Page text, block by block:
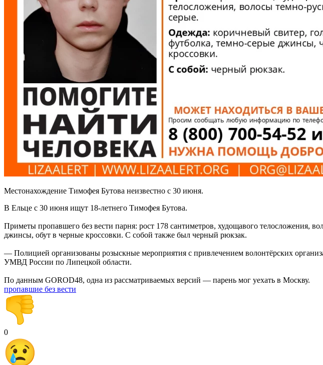
Местонахождение Тимофея Бутова неизвестно с 30 июня.
В Ельце с 30 июня ищут 18-летнего Тимофея Бутова.
Приметы пропавшего без вести парня: рост 178 сантиметров, худощавого телосложения,
джинсы, обут в черные кроссовки. С собой также был черный рюкзак.
— Полицией организованы розыскные мероприятия с привлечением волонтёрских
УМВД России по Липецкой области.
По данным GOROD48, одна из рассматриваемых версий — парень мог уехать в Москву.
пропавшие без вести
0